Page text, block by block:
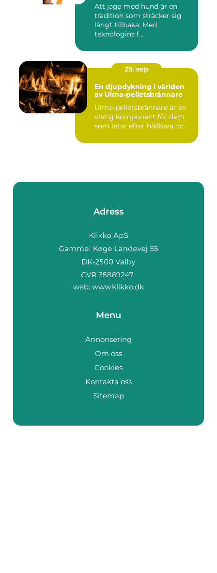
Att jaga med hund är en
tradition som sträcker sig
långt tillbaka. Med
teknologins f...
29. sep
En djupdykning i världen
av Ulma-pelletsbrännare
Ulma-pelletsbrännare är en
viktig komponent för dem
som letar efter hållbara oc...
Adress
web: www.klikko.dk
Menu
Annonsering
Om oss
Cookies
Kontakta oss
Sitemap